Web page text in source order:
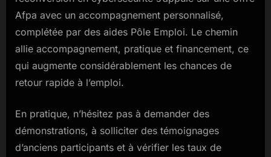
Afpa avec un accompagnement personnalisé,
complétée par des aides Pôle Emploi. Le chemin
allie accompagnement, pratique et financement, ce
qui augmente considérablement les chances de
retour rapide à l’emploi.
En pratique, n’hésitez pas à demander des
démonstrations, à solliciter des témoignages
d’anciens participants et à vérifier les taux de